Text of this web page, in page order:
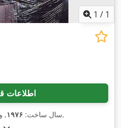
1 / 1
اطلاعات
سال ساخت: ۱۹۷۶, ,